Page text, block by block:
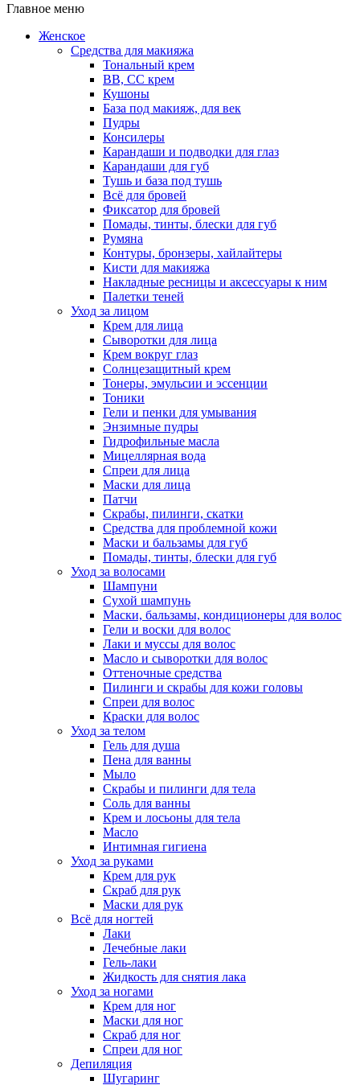
Главное меню
Женское
Средства для макияжа
Тональный крем
BB, CC крем
Кушоны
База под макияж, для век
Пудры
Консилеры
Карандаши и подводки для глаз
Карандаши для губ
Тушь и база под тушь
Всё для бровей
Фиксатор для бровей
Помады, тинты, блески для губ
Румяна
Контуры, бронзеры, хайлайтеры
Кисти для макияжа
Накладные ресницы и аксессуары к ним
Палетки теней
Уход за лицом
Крем для лица
Сыворотки для лица
Крем вокруг глаз
Солнцезащитный крем
Тонеры, эмульсии и эссенции
Тоники
Гели и пенки для умывания
Энзимные пудры
Гидрофильные масла
Мицеллярная вода
Спреи для лица
Маски для лица
Патчи
Скрабы, пилинги, скатки
Средства для проблемной кожи
Маски и бальзамы для губ
Помады, тинты, блески для губ
Уход за волосами
Шампуни
Сухой шампунь
Маски, бальзамы, кондиционеры для волос
Гели и воски для волос
Лаки и муссы для волос
Масло и сыворотки для волос
Оттеночные средства
Пилинги и скрабы для кожи головы
Спреи для волос
Краски для волос
Уход за телом
Гель для душа
Пена для ванны
Мыло
Скрабы и пилинги для тела
Соль для ванны
Крем и лосьоны для тела
Масло
Интимная гигиена
Уход за руками
Крем для рук
Скраб для рук
Маски для рук
Всё для ногтей
Лаки
Лечебные лаки
Гель-лаки
Жидкость для снятия лака
Уход за ногами
Крем для ног
Маски для ног
Скраб для ног
Спреи для ног
Депиляция
Шугаринг